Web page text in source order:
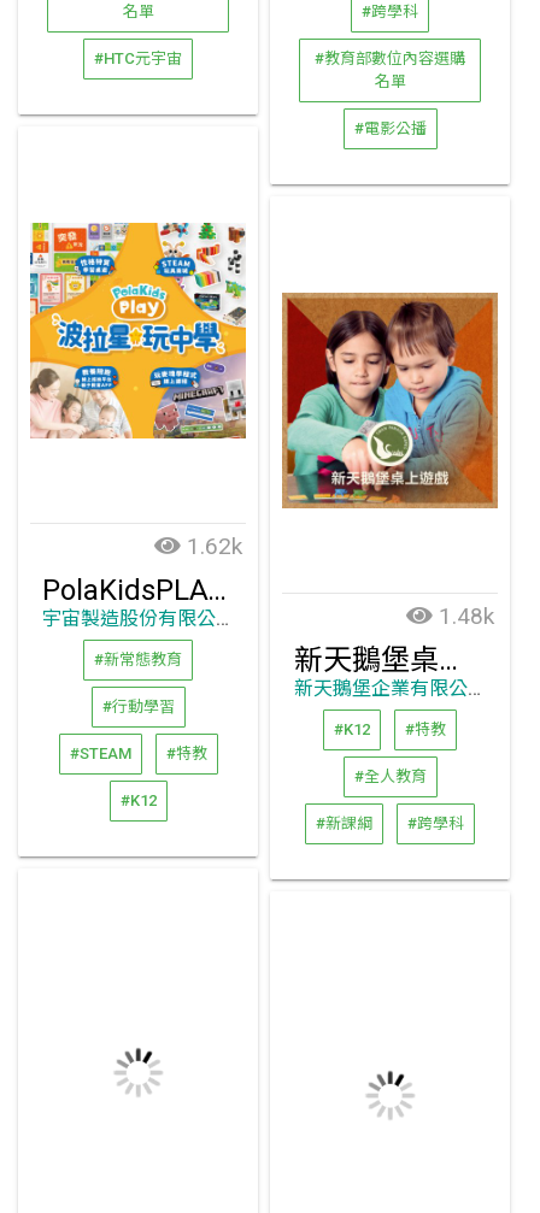
名單
#HTC元宇宙
#跨學科
#教育部數位內容選購
名單
#電影公播
1.62k
PolaKidsPLAY 波拉星.玩中學
宇宙製造股份有限公司
#新常態教育
#行動學習
#STEAM #特教
#K12
1.48k
新天鵝堡桌上遊戲
新天鵝堡企業有限公司
#K12 #特教
#全人教育
#新課綱 #跨學科